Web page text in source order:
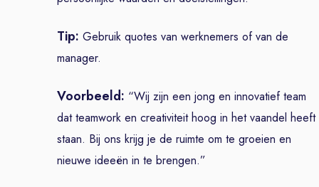
Tip: Gebruik quotes van werknemers of van de
manager.
Voorbeeld: “Wij zijn een jong en innovatief team
dat teamwork en creativiteit hoog in het vaandel heeft
staan. Bij ons krijg je de ruimte om te groeien en
nieuwe ideeën in te brengen.”